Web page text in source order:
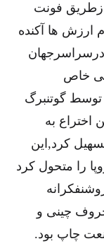
فونت
ارزش ها آکنده
درسراسرجهان
خاص
توسط گوتنبرگ
اختراع به
کرد,این
را متحول کرد
چینی و
چاپ بود.